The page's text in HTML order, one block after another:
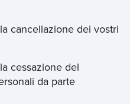
cancellazione dei vostri
cessazione del
da parte